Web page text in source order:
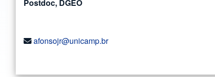
Postdoc, DGEO
afonsojr@unicamp.br